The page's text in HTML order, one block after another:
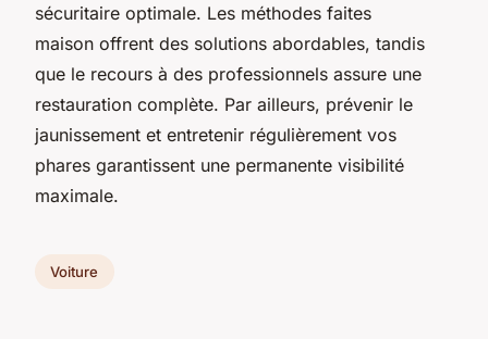
sécuritaire optimale. Les méthodes faites
maison offrent des solutions abordables, tandis
que le recours à des professionnels assure une
restauration complète. Par ailleurs, prévenir le
jaunissement et entretenir régulièrement vos
phares garantissent une permanente visibilité
maximale.
Voiture